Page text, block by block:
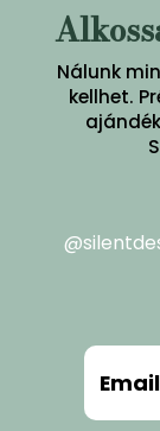
Nálunk
kellhet.
Email